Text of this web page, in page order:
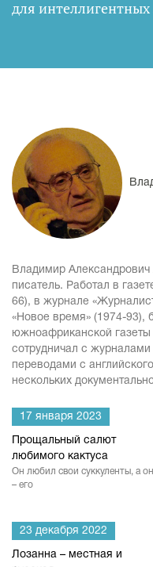
для
Владимир
писатель. Работал в
66), в журнале
«Новое время» (1974-93),
южноафриканской
сотрудничал с
переводами с
нескольких
17 января 2023
Прощальный салют
любимого кактуса
Он любил свои суккуленты, а
– его
23 декабря 2022
Лозанна – местная и